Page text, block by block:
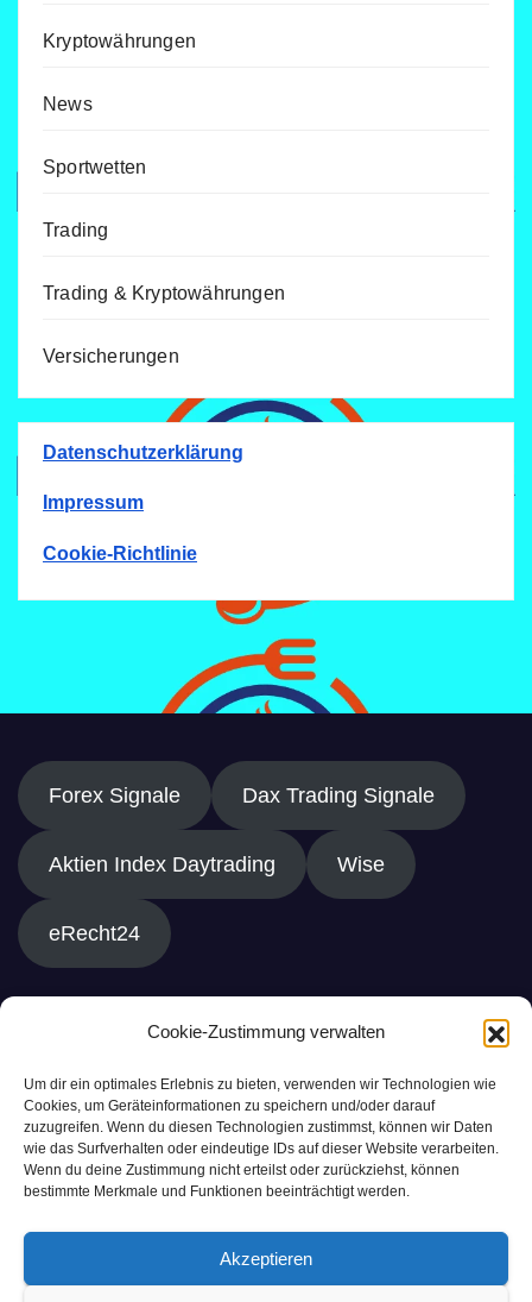
Cookie-Zustimmung verwalten
Um dir ein optimales Erlebnis zu bieten, verwenden wir Technologien wie
Cookies, um Geräteinformationen zu speichern und/oder darauf
zuzugreifen. Wenn du diesen Technologien zustimmst, können wir Daten
wie das Surfverhalten oder eindeutige IDs auf dieser Website verarbeiten.
Wenn du deine Zustimmung nicht erteilst oder zurückziehst, können
bestimmte Merkmale und Funktionen beeinträchtigt werden.
Akzeptieren
Kryptowährungen
News
Sportwetten
Trading
Trading & Kryptowährungen
Versicherungen
Datenschutzerklärung
Impressum
Cookie-Richtlinie
Forex Signale Dax Trading Signale
Aktien Index Daytrading Wise
eRecht24